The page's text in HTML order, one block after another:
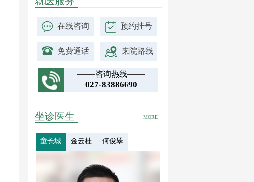
在线咨询 预约挂号
免费通话 来院路线
咨询热线
027-83886690
MORE
坐诊医生
童长城 金云桂 何俊翠